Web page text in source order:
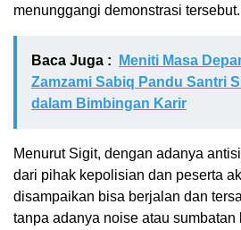
menunggangi demonstrasi tersebut.
Baca Juga :
Meniti Masa
Zamzami Sabiq Pandu Santri
dalam Bimbingan Karir
Menurut Sigit, dengan adanya
dari pihak kepolisian dan peserta
disampaikan bisa berjalan dan
tanpa adanya noise atau sumbatan